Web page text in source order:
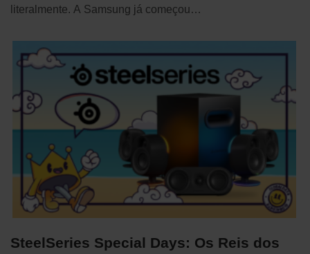
literalmente. A Samsung já começou…
SteelSeries Special Days: Os Reis dos